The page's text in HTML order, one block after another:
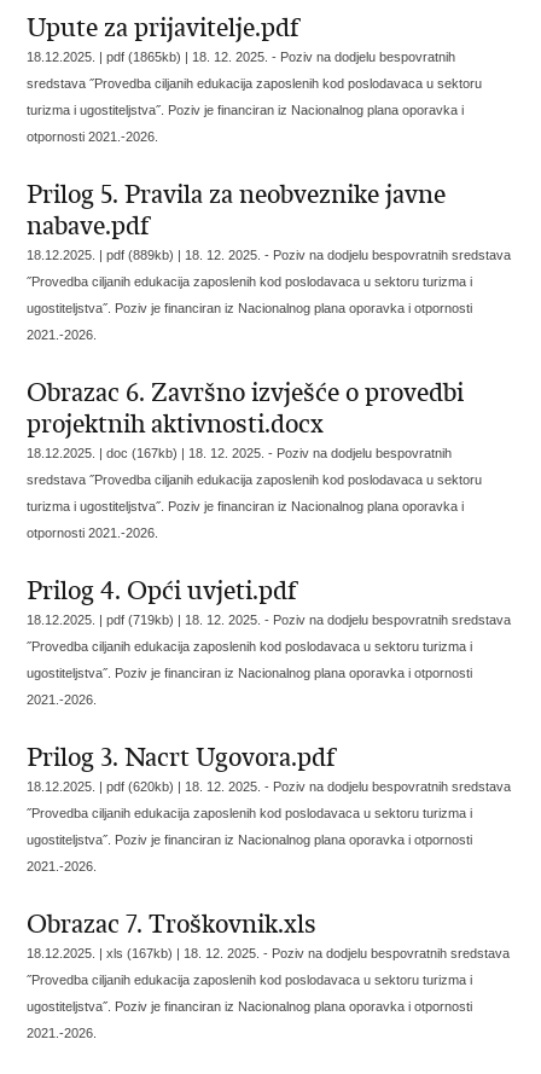
Upute za prijavitelje.pdf
18.12.2025. | pdf (1865kb) | 18. 12. 2025. - Poziv na dodjelu bespovratnih
sredstava ˝Provedba ciljanih edukacija zaposlenih kod poslodavaca u sektoru
turizma i ugostiteljstva˝. Poziv je financiran iz Nacionalnog plana oporavka i
otpornosti 2021.-2026.
Prilog 5. Pravila za neobveznike javne
nabave.pdf
18.12.2025. | pdf (889kb) | 18. 12. 2025. - Poziv na dodjelu bespovratnih sredstava
˝Provedba ciljanih edukacija zaposlenih kod poslodavaca u sektoru turizma i
ugostiteljstva˝. Poziv je financiran iz Nacionalnog plana oporavka i otpornosti
2021.-2026.
Obrazac 6. Završno izvješće o provedbi
projektnih aktivnosti.docx
18.12.2025. | doc (167kb) | 18. 12. 2025. - Poziv na dodjelu bespovratnih
sredstava ˝Provedba ciljanih edukacija zaposlenih kod poslodavaca u sektoru
turizma i ugostiteljstva˝. Poziv je financiran iz Nacionalnog plana oporavka i
otpornosti 2021.-2026.
Prilog 4. Opći uvjeti.pdf
18.12.2025. | pdf (719kb) | 18. 12. 2025. - Poziv na dodjelu bespovratnih sredstava
˝Provedba ciljanih edukacija zaposlenih kod poslodavaca u sektoru turizma i
ugostiteljstva˝. Poziv je financiran iz Nacionalnog plana oporavka i otpornosti
2021.-2026.
Prilog 3. Nacrt Ugovora.pdf
18.12.2025. | pdf (620kb) | 18. 12. 2025. - Poziv na dodjelu bespovratnih sredstava
˝Provedba ciljanih edukacija zaposlenih kod poslodavaca u sektoru turizma i
ugostiteljstva˝. Poziv je financiran iz Nacionalnog plana oporavka i otpornosti
2021.-2026.
Obrazac 7. Troškovnik.xls
18.12.2025. | xls (167kb) | 18. 12. 2025. - Poziv na dodjelu bespovratnih sredstava
˝Provedba ciljanih edukacija zaposlenih kod poslodavaca u sektoru turizma i
ugostiteljstva˝. Poziv je financiran iz Nacionalnog plana oporavka i otpornosti
2021.-2026.